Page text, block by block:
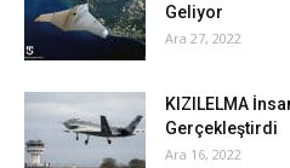
Geliyor
Ara 27, 2022
KIZILELMA
Gerçekleştirdi
Ara 16, 2022